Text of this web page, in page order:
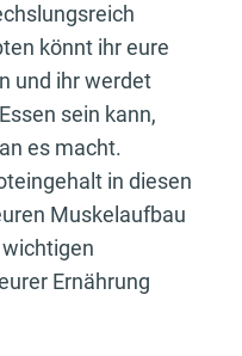
könnt ihr eure
und ihr werdet
sein kann,
es macht.
in diesen
Muskelaufbau
Ernährung